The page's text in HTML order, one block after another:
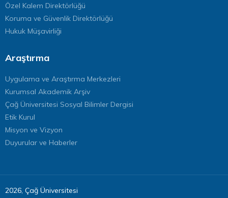
Özel Kalem Direktörlüğü
Koruma ve Güvenlik Direktörlüğü
Hukuk Müşavirliği
Araştırma
Uygulama ve Araştırma Merkezleri
Kurumsal Akademik Arşiv
Çağ Üniversitesi Sosyal Bilimler Dergisi
Etik Kurul
Misyon ve Vizyon
Duyurular ve Haberler
2026, Çağ Üniversitesi